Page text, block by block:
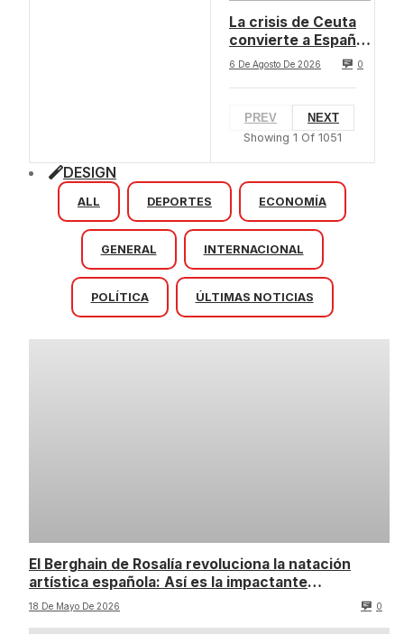
La crisis de Ceuta
convierte a España
en un eje de la
6 De Agosto De 2026 0
PREV
NEXT
Showing 1 Of 1051
DESIGN
ALL DEPORTES ECONOMÍA
GENERAL INTERNACIONAL
POLÍTICA ÚLTIMAS NOTICIAS
El Berghain de Rosalía revoluciona la natación
artística española: Así es la impactante
coreografía
18 De Mayo De 2026 0